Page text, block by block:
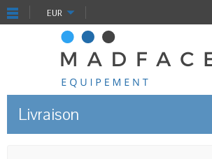
EUR
Livraison